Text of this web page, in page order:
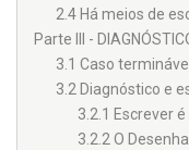
2.4 Há meios de
Parte III -
3.1 Caso
3.2 Diagnóstico e
3.2.1 Escrever é
3.2.2 O